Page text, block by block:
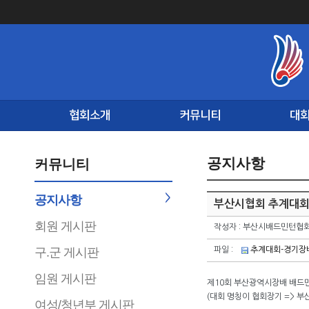
협회소개 커뮤니티 대
커뮤니티
공지사항
회원 게시판
구.군 게시판
임원 게시판
여성/청년부 게시판
공지사항
부산시협회 추계대
작성자 : 부산시배드민턴협
파일 : 추계대회-경기
제10회 부산광역시장배 배드
(대회 명칭이 협회장기 => 부